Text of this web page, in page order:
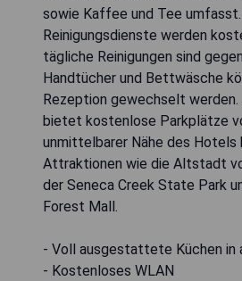
sowie Kaffee und Tee
Reinigungsdienste werden
tägliche Reinigungen sind
Handtücher und Bettwäsche
Rezeption gewechselt
bietet kostenlose Parkplätze
unmittelbarer Nähe des Hotels
Attraktionen wie die Altstadt
der Seneca Creek State Park
Forest Mall.
- Voll ausgestattete Küchen in
- Kostenloses WLAN